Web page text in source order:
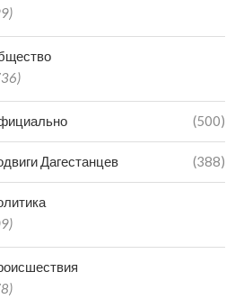
(500)
Дагестанцев (388)